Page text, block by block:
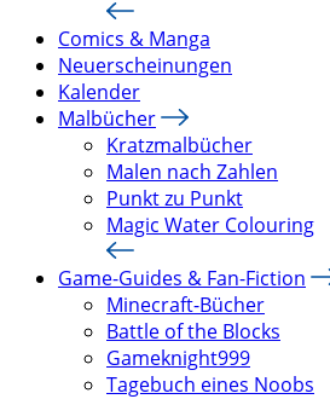
Comics & Manga
Neuerscheinungen
Kalender
Malbücher
Kratzmalbücher
Malen nach Zahlen
Punkt zu Punkt
Magic Water Colouring
Game-Guides & Fan-Fiction
Minecraft-Bücher
Battle of the Blocks
Gameknight999
Tagebuch eines Noobs